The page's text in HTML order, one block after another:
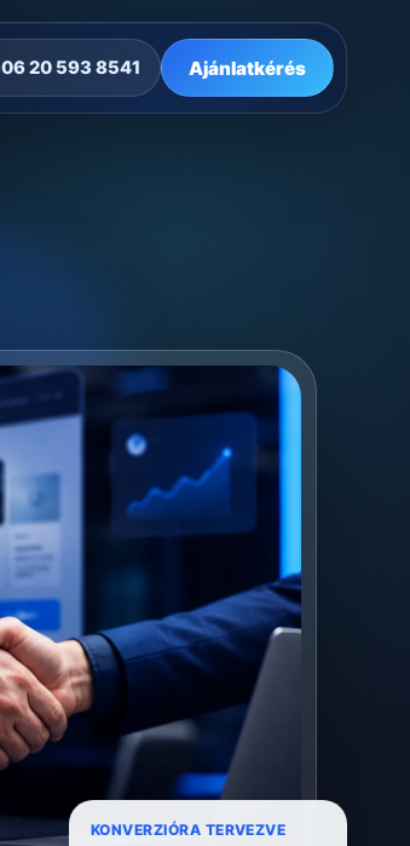
06 20 593 8541 Ajánlatkérés
KONVERZIÓRA TERVEZVE